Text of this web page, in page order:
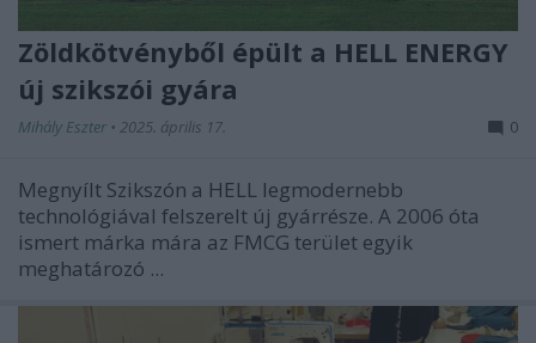
Zöldkötvényből épült a HELL ENERGY
új szikszói gyára
Mihály Eszter • 2025. április 17. 0
Megnyílt Szikszón a HELL legmodernebb
technológiával felszerelt új gyárrésze. A 2006 óta
ismert márka mára az FMCG terület egyik
meghatározó ...